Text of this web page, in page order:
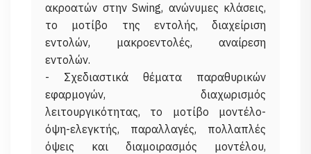
ακροατών στην Swing, ανώνυμες κλάσεις,
το μοτίβο της εντολής, διαχείριση
εντολών, μακροεντολές, αναίρεση
εντολών.
- Σχεδιαστικά θέματα παραθυρικών
εφαρμογών, διαχωρισμός
λειτουργικότητας, το μοτίβο μοντέλο-
όψη-ελεγκτής, παραλλαγές, πολλαπλές
όψεις και διαμοιρασμός μοντέλου,